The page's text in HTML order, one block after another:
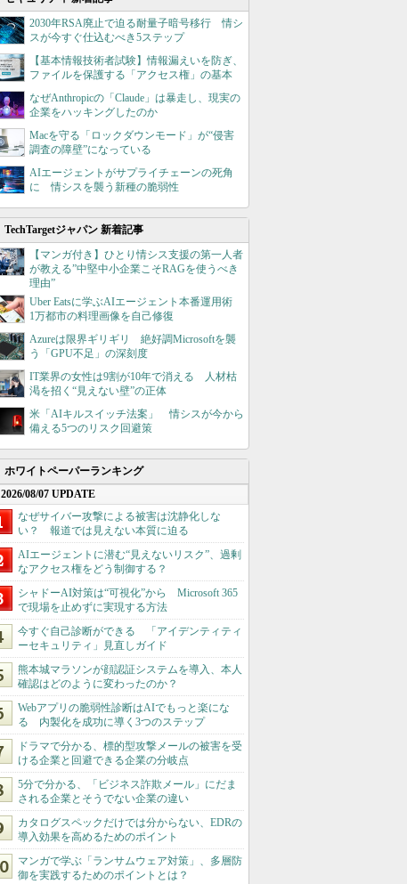
2030年RSA廃止で迫る耐量子暗号移行 情シ
スが今すぐ仕込むべき5ステップ
【基本情報技術者試験】情報漏えいを防ぎ、
ファイルを保護する「アクセス権」の基本
なぜAnthropicの「Claude」は暴走し、現実の
企業をハッキングしたのか
Macを守る「ロックダウンモード」が“侵害
調査の障壁”になっている
AIエージェントがサプライチェーンの死角
に 情シスを襲う新種の脆弱性
TechTargetジャパン 新着記事
【マンガ付き】ひとり情シス支援の第一人者
が教える”中堅中小企業こそRAGを使うべき
理由”
Uber Eatsに学ぶAIエージェント本番運用術
1万都市の料理画像を自己修復
Azureは限界ギリギリ 絶好調Microsoftを襲
う「GPU不足」の深刻度
IT業界の女性は9割が10年で消える 人材枯
渇を招く“見えない壁”の正体
米「AIキルスイッチ法案」 情シスが今から
備える5つのリスク回避策
ホワイトペーパーランキング
2026/08/07 UPDATE
なぜサイバー攻撃による被害は沈静化しな
い？ 報道では見えない本質に迫る
AIエージェントに潜む“見えないリスク”、過剰
なアクセス権をどう制御する？
シャドーAI対策は“可視化”から Microsoft 365
で現場を止めずに実現する方法
今すぐ自己診断ができる 「アイデンティティ
ーセキュリティ」見直しガイド
熊本城マラソンが顔認証システムを導入、本人
確認はどのように変わったのか？
Webアプリの脆弱性診断はAIでもっと楽にな
る 内製化を成功に導く3つのステップ
ドラマで分かる、標的型攻撃メールの被害を受
ける企業と回避できる企業の分岐点
5分で分かる、「ビジネス詐欺メール」にだま
される企業とそうでない企業の違い
カタログスペックだけでは分からない、EDRの
導入効果を高めるためのポイント
マンガで学ぶ「ランサムウェア対策」、多層防
御を実践するためのポイントとは？